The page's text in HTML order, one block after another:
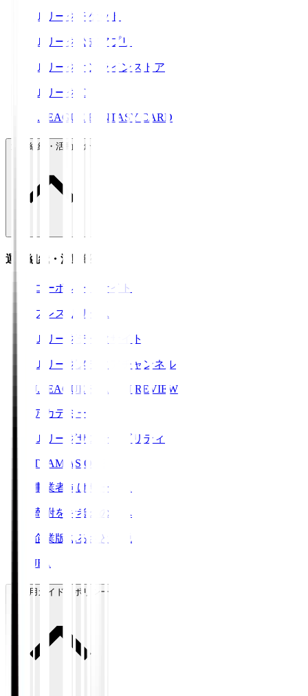
Ｊリーグチケット
Ｊリーグ公式アプリ
Ｊリーグオンラインストア
ＪリーグID
J.LEAGUE FANTASY CARD
運営組織・活動紹介
運営組織・活動紹介
コーポレートサイト
プレスリリース
Ｊリーグデータサイト
Ｊリーグメディアチャンネル
J.LEAGUE SEASON REVIEW
アカデミー
Ｊリーグサステナビリティ
TEAM AS ONE
事業者向けサービス
寄附をお考えの方へ
企業版ふるさと納税
JFA
ご利用ガイド・ポリシー